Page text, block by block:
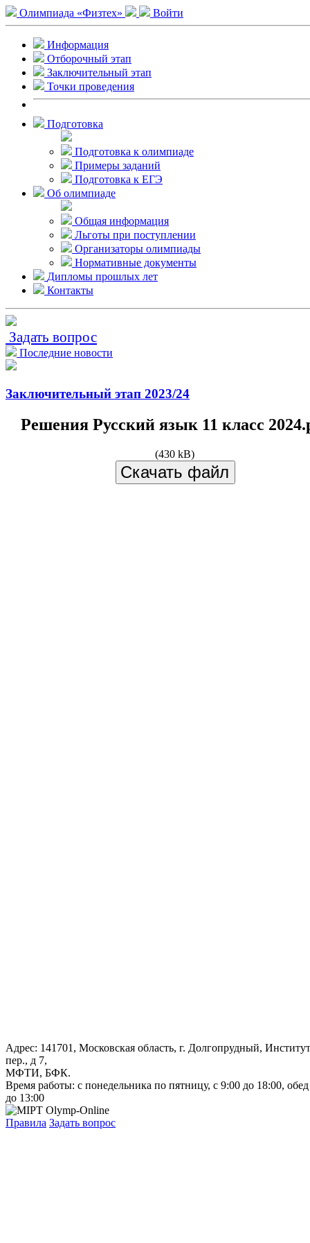
Олимпиада «Физтех» Войти
Информация
Отборочный этап
Заключительный этап
Точки проведения
Подготовка
Подготовка к олимпиаде
Примеры заданий
Подготовка к ЕГЭ
Об олимпиаде
Общая информация
Льготы при поступлении
Организаторы олимпиады
Нормативные документы
Дипломы прошлых лет
Контакты
Задать вопрос
Последние новости
Заключительный этап 2023/24
Решения Русский язык 11 класс
(430 kB)
Скачать файл
Адрес: 141701, Московская область, г. Долгопрудный,
пер., д 7,
МФТИ, БФК.
Время работы: с понедельника по пятницу, с 9:00 до 18:00,
до 13:00
Правила Задать вопрос